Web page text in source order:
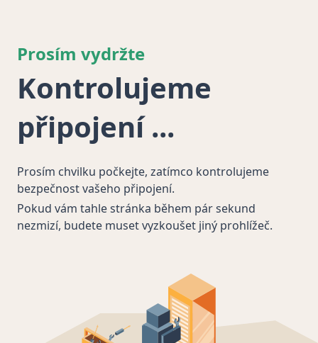
Prosím vydržte
Kontrolujeme
připojení
Prosím chvilku počkejte, zatímco kontrolujeme
bezpečnost vašeho připojení.
Pokud vám tahle stránka během pár sekund
nezmizí, budete muset vyzkoušet jiný prohlížeč.